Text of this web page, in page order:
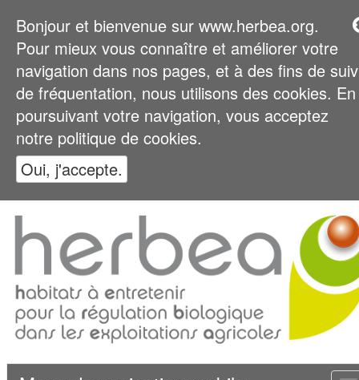
Bonjour et bienvenue sur www.herbea.org.
Pour mieux vous connaître et améliorer votre
navigation dans nos pages, et à des fins de
de fréquentation, nous utilisons des cookies. En
poursuivant votre navigation, vous acceptez
notre politique de cookies.
Oui, j'accepte.